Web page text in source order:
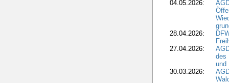
04.05.2026:
28.04.2026:
27.04.2026:
des
und
30.03.2026: